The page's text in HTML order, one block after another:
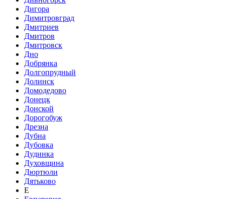
Дигора
Димитровград
Дмитриев
Дмитров
Дмитровск
Дно
Добрянка
Долгопрудный
Долинск
Домодедово
Донецк
Донской
Дорогобуж
Дрезна
Дубна
Дубовка
Дудинка
Духовщина
Дюртюли
Дятьково
Е